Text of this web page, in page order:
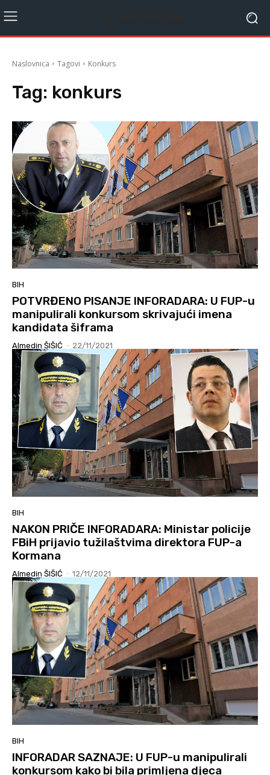
Naslovnica Tagovi Konkurs
Tag: konkurs
BIH
POTVRĐENO PISANJE INFORADARA: U FUP-u
manipulirali konkursom skrivajući imena
kandidata šiframa
Almedin ŠIŠIĆ - 22/11/2021
BIH
NAKON PRIČE INFORADARA: Ministar policije
FBiH prijavio tužilaštvima direktora FUP-a
Kormana
Almedin ŠIŠIĆ - 12/11/2021
BIH
INFORADAR SAZNAJE: U FUP-u manipulirali
konkursom kako bi bila primljena djeca